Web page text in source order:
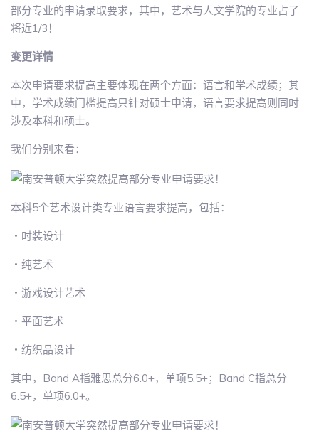
部分专业的申请录取要求，其中，艺术与人文学院的专业占了
将近1/3！
变更详情
本次申请要求提高主要体现在两个方面：语言和学术成绩；其
中，学术成绩门槛提高只针对硕士申请，语言要求提高则同时
涉及本科和硕士。
我们分别来看：
本科5个艺术设计类专业语言要求提高，包括：
・时装设计
・纯艺术
・游戏设计艺术
・平面艺术
・纺织品设计
其中，Band A指雅思总分6.0+，单项5.5+；Band C指总分
6.5+，单项6.0+。